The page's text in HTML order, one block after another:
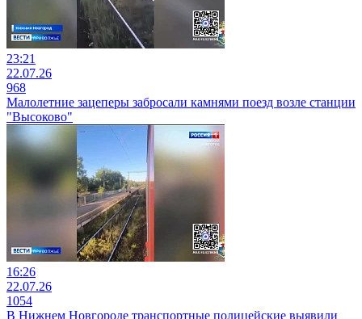
23:21
22.07.26
968
Малолетние зацеперы забросали камнями поезд возле станции
"Высоково"
16:26
22.07.26
1054
В Нижнем Новгороде транспортные полицейские выявили